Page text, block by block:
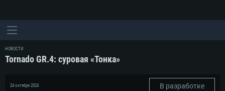
НОВОСТИ
Tornado GR.4: суровая «Тонка»
24 октября 2024 В разработке